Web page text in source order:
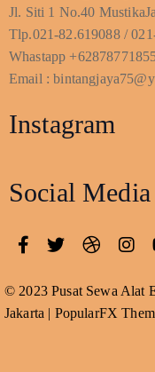
Jl. Siti 1 No.40
Tlp.021-82.619088 /
Whastapp
Email :
Instagram
Social Media
© 2023 Pusat Sewa Alat
Jakarta | PopularFX